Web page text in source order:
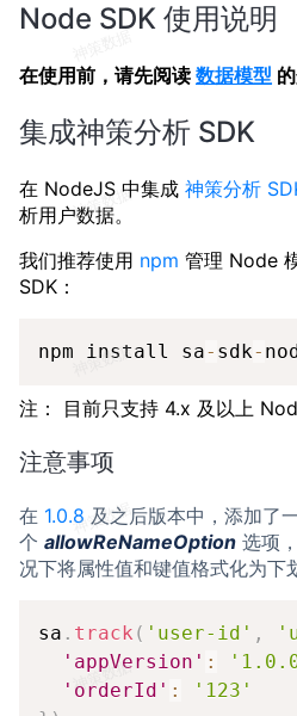
Node SDK 使用说明
在使用前，请先阅读 数据模型
集成神策分析 SDK
在 NodeJS 中集成 神策分析
析用户数据。
我们推荐使用 npm 管理 Node
SDK：
npm install sa- sdk-
注： 目前只支持 4.x 及以上
注意事项
在 1.0.8 及之后版本中，添加了
个 allowReNameOption 选项
况下将属性值和键值格式化为下
sa . track ( 'user-id' ,
'appVersion' :
'orderId' :
'123'